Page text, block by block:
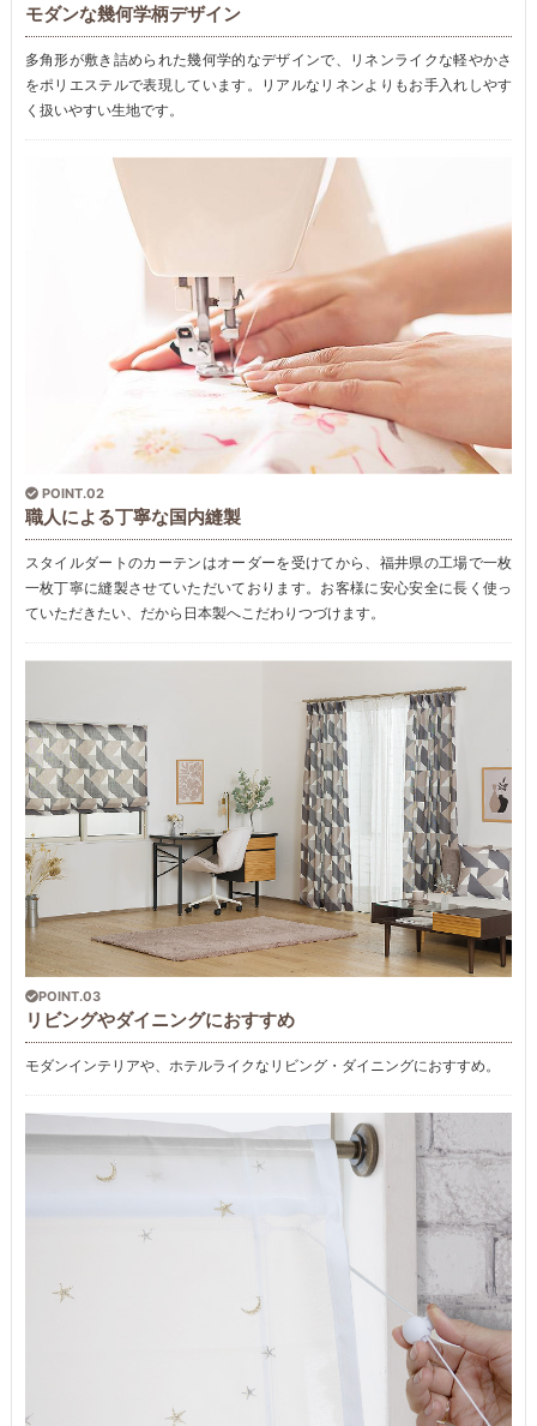
モダンな幾何学柄デザイン
多角形が敷き詰められた幾何学的なデザインで、リネンライクな軽やかさ
をポリエステルで表現しています。リアルなリネンよりもお手入れしやす
く扱いやすい生地です。
POINT.02
職人による丁寧な国内縫製
スタイルダートのカーテンはオーダーを受けてから、福井県の工場で一枚
一枚丁寧に縫製させていただいております。お客様に安心安全に長く使っ
ていただきたい、だから日本製へこだわりつづけます。
POINT.03
リビングやダイニングにおすすめ
モダンインテリアや、ホテルライクなリビング・ダイニングにおすすめ。